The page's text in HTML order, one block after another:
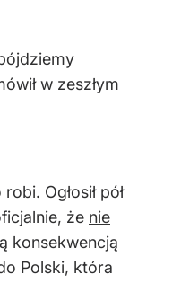
w zeszłym
Ogłosił pół
że nie
konsekwencją
Polski, która